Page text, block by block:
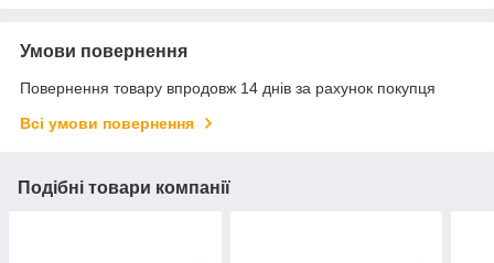
Умови повернення
Повернення товару впродовж 14 днів за рахунок покупця
Всі умови повернення
Подібні товари компанії